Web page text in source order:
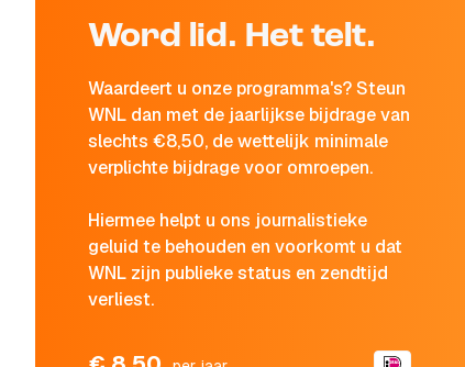
Word lid. Het telt.
Waardeert u onze programma's? Steun
WNL dan met de jaarlijkse bijdrage van
slechts €8,50, de wettelijk minimale
verplichte bijdrage voor omroepen.
Hiermee helpt u ons journalistieke
geluid te behouden en voorkomt u dat
WNL zijn publieke status en zendtijd
verliest.